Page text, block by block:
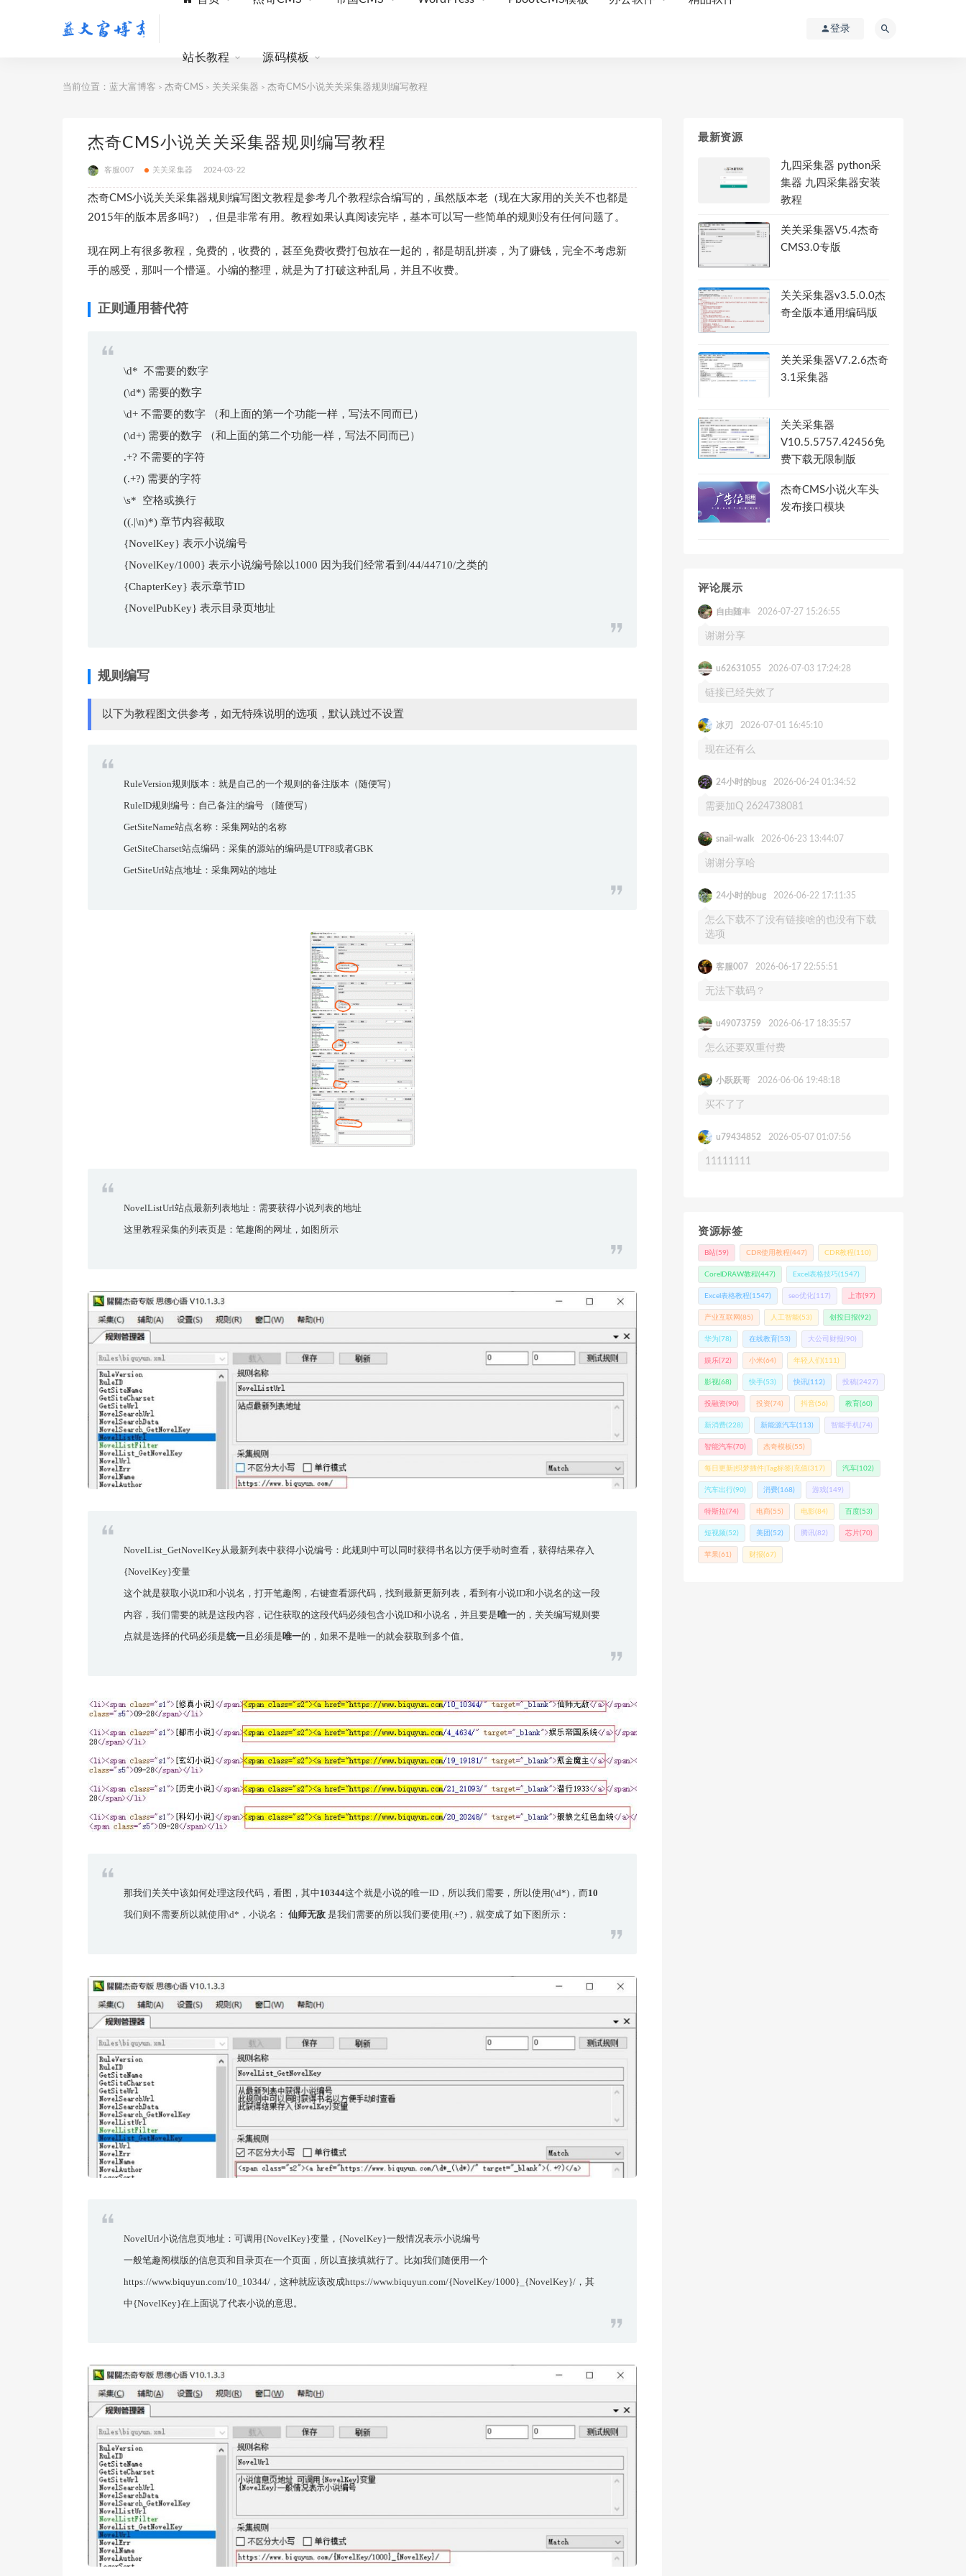
站长教程 源码模板
登录
当前位置： 蓝大富博客 > 杰奇CMS > 关关采集器 > 杰奇CMS小说关关采集器规则编写教程
杰奇CMS小说关关采集器规则编写教程
客服007 关关采集器 2024-03-22
杰奇CMS小说关关采集器规则编写图文教程是参考几个教程综合编写的，虽然版本老（现在大家用的关关不也都是
2015年的版本居多吗?），但是非常有用。教程如果认真阅读完毕，基本可以写一些简单的规则没有任何问题了。
现在网上有很多教程，免费的，收费的，甚至免费收费打包放在一起的，都是胡乱拼凑，为了赚钱，完全不考虑新
手的感受，那叫一个懵逼。小编的整理，就是为了打破这种乱局，并且不收费。
正则通用替代符
\d* 不需要的数字
(\d*) 需要的数字
\d+ 不需要的数字 （和上面的第一个功能一样，写法不同而已）
(\d+) 需要的数字 （和上面的第二个功能一样，写法不同而已）
.+? 不需要的字符
(.+?) 需要的字符
\s* 空格或换行
((.|\n)*) 章节内容截取
{NovelKey} 表示小说编号
{NovelKey/1000} 表示小说编号除以1000 因为我们经常看到/44/44710/之类的
{ChapterKey} 表示章节ID
{NovelPubKey} 表示目录页地址
规则编写
以下为教程图文供参考，如无特殊说明的选项，默认跳过不设置
RuleVersion规则版本：就是自己的一个规则的备注版本（随便写）
RuleID规则编号：自己备注的编号 （随便写）
GetSiteName站点名称：采集网站的名称
GetSiteCharset站点编码：采集的源站的编码是UTF8或者GBK
GetSiteUrl站点地址：采集网站的地址
NovelListUrl站点最新列表地址：需要获得小说列表的地址
这里教程采集的列表页是：笔趣阁的网址，如图所示
NovelList_GetNovelKey从最新列表中获得小说编号：此规则中可以同时获得书名以方便手动时查看，获得结果存入
{NovelKey}变量
这个就是获取小说ID和小说名，打开笔趣阁，右键查看源代码，找到最新更新列表，看到有小说ID和小说名的这一段
内容，我们需要的就是这段内容，记住获取的这段代码必须包含小说ID和小说名，并且要是唯一的，关关编写规则要
点就是选择的代码必须是统一 且必须是唯一的，如果不是唯一的就会获取到多个值。
那我们关关中该如何处理这段代码，看图，其中10344这个就是小说的唯一ID，所以我们需要，所以使用(\d*)，而10
我们则不需要所以就使用\d*，小说名： 仙师无敌 是我们需要的所以我们要使用(.+?)，就变成了如下图所示：
NovelUrl小说信息页地址：可调用{NovelKey}变量，{NovelKey}一般情况表示小说编号
一般笔趣阁模版的信息页和目录页在一个页面，所以直接填就行了。比如我们随便用一个
https://www.biquyun.com/10_10344/，这种就应该改成https://www.biquyun.com/{NovelKey/1000}_{NovelKey}/，其
中{NovelKey}在上面说了代表小说的意思。
最新资源
九四采集器 python采
集器 九四采集器安装
教程
关关采集器V5.4杰奇
CMS3.0专版
关关采集器v3.5.0.0杰
奇全版本通用编码版
关关采集器V7.2.6杰奇
3.1采集器
关关采集器
V10.5.5757.42456免
费下载无限制版
杰奇CMS小说火车头
发布接口模块
评论展示
自由随丰 2026-07-27 15:26:55
谢谢分享
u62631055 2026-07-03 17:24:28
链接已经失效了
冰刃 2026-07-01 16:45:10
现在还有么
24小时的bug 2026-06-24 01:34:52
需要加Q 2624738081
snail-walk 2026-06-23 13:44:07
谢谢分享哈
24小时的bug 2026-06-22 17:11:35
怎么下载不了没有链接啥的也没有下载
选项
客服007 2026-06-17 22:55:51
无法下载码？
u49073759 2026-06-17 18:35:57
怎么还要双重付费
小跃跃哥 2026-06-06 19:48:18
买不了了
u79434852 2026-05-07 01:07:56
11111111
资源标签
B站(59) CDR使用教程(447) CDR教程(110)
CorelDRAW教程(447) Excel表格技巧(1547)
Excel表格教程(1547) seo优化(117) 上市(97)
产业互联网 (85) 人工智能(53) 创投日报(92)
华为(78) 在线教育(53) 大公司财报(90)
娱乐(72) 小米(64) 年轻人们 (111)
影视(68) 快手(53) 快讯(112) 投稿 (2427)
投融资(90) 投资(74) 抖音(56) 教育(60)
新消费(228) 新能源汽车(113) 智能手机 (74)
智能汽车(70) 杰奇模板(55)
每日更新|织梦插件|Tag标签|充值(317) 汽车(102)
汽车出行(90) 消费(168) 游戏(149)
特斯拉(74) 电商(55) 电影(84) 百度(53)
短视频(52) 美团 (52) 腾讯(82) 芯片(70)
苹果(61) 财报(67)